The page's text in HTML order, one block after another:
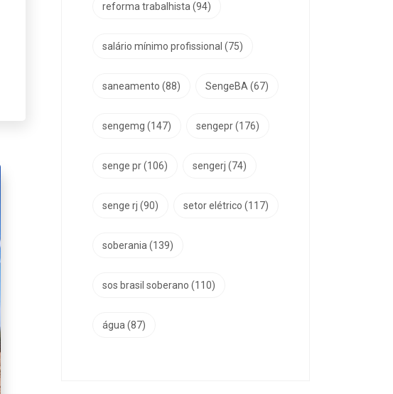
reforma trabalhista (94)
salário mínimo profissional (75)
saneamento (88) SengeBA (67)
sengemg (147) sengepr(176)
senge pr(106) sengerj (74)
senge rj (90) setor elétrico (117)
soberania (139)
sos brasil soberano (110)
água (87)